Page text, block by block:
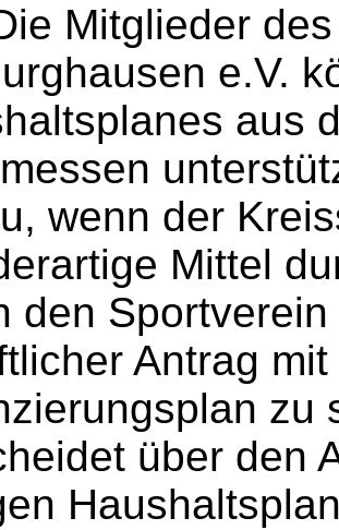
Mitglieder
e.V.
aus
wenn der
Mittel
den
Antrag
zu
über den